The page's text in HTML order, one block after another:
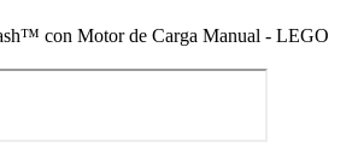
con Motor de Carga Manual - LEGO